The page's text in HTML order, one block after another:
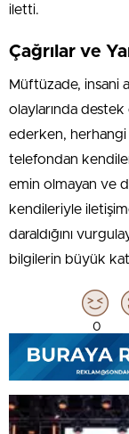
iletti.
Çağrılar ve
Müftüzade, insani
olaylarında
ederken, herhangi
telefondan
emin olmayan ve
kendileriyle
daraldığını
bilgilerin büyük
0